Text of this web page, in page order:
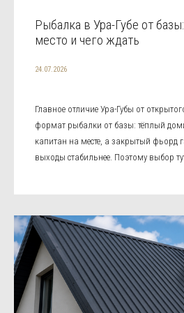
Рыбалка в Ура-Губе от
место и чего ждать
24.07.2026
Главное отличие Ура-Губы от
формат рыбалки от базы: тёплый
капитан на месте, а закрытый фьорд
выходы стабильнее. Поэтому выбор